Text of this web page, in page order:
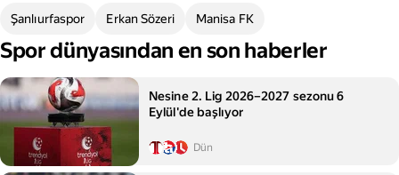
Şanlıurfaspor Erkan Sözeri Manisa FK
Spor dünyasından en son haberler
Nesine 2. Lig 2026–2027 sezonu 6
Eylül'de başlıyor
Dün